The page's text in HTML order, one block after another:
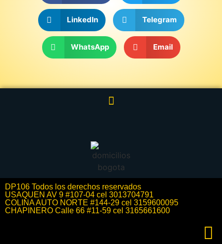
LinkedIn Telegram
WhatsApp Email
DP106 Todos los derechos reservados
USAQUEN AV 9 #107-04 cel 3013704791
COLINA AUTO NORTE #144-29 cel 3159600095
CHAPINERO Calle 66 #11-59 cel 3165661600